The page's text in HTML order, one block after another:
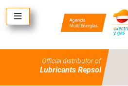
Official distributor of
Lubricants Repsol